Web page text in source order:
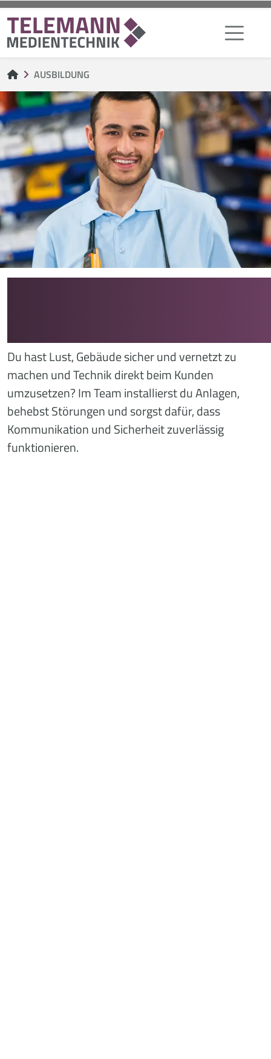
AUSBILDUNG
AUSBILDUNG ZUM
Du hast Lust, Gebäude sicher und vernetzt zu
machen und Technik direkt beim Kunden
umzusetzen? Im Team installierst du Anlagen,
behebst Störungen und sorgst dafür, dass
Kommunikation und Sicherheit zuverlässig
funktionieren.